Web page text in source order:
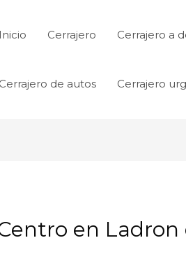
Inicio Cerrajero Cerrajero a
Cerrajero de autos Cerrajero
en Ladron